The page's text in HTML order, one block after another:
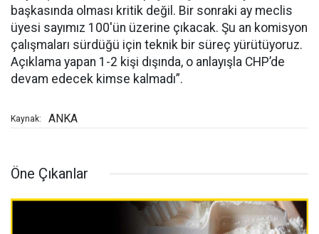
başkasında olması kritik değil. Bir sonraki ay meclis
üyesi sayımız 100'ün üzerine çıkacak. Şu an komisyon
çalışmaları sürdüğü için teknik bir süreç yürütüyoruz.
Açıklama yapan 1-2 kişi dışında, o anlayışla CHP’de
devam edecek kimse kalmadı”.
Kaynak: ANKA
Öne Çıkanlar